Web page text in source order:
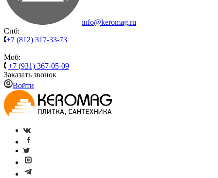
info@keromag.ru
Спб:
+7 (812) 317-33-73
Моб:
+7 (931) 367-05-09
Заказать звонок
Войти